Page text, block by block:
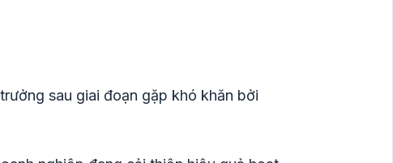
sau giai đoạn gặp khó khăn bởi